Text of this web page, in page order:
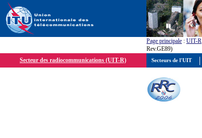
Page principale : UIT-R
Rev.GE89)
Secteur des radiocommunications (UIT-R)
Secteurs de l'UIT